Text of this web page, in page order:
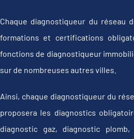
Chaque diagnostiqueur du réseau
formations et certifications
fonctions de diagnostiqueur
sur de nombreuses autres villes.
Ainsi, chaque diagnostiqueur du
proposera les diagnostics
diagnostic gaz, diagnostic